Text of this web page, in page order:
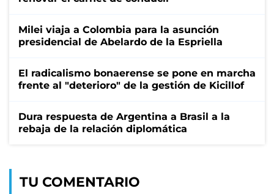
Milei viaja a Colombia para la asunción
presidencial de Abelardo de la Espriella
El radicalismo bonaerense se pone en marcha
frente al "deterioro" de la gestión de Kicillof
Dura respuesta de Argentina a Brasil a la
rebaja de la relación diplomática
TU COMENTARIO